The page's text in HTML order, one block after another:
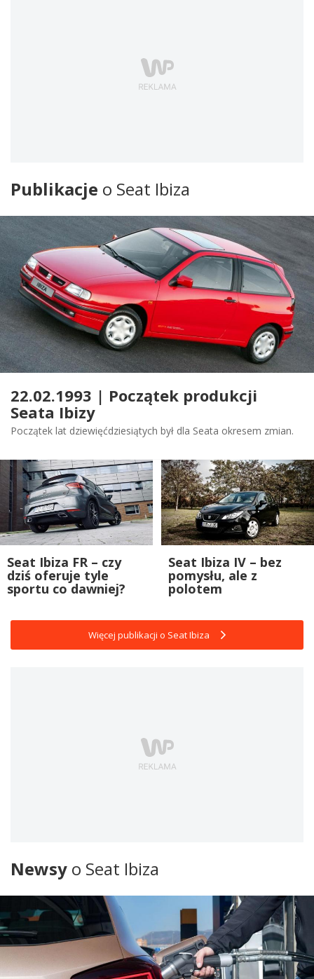
Publikacje o Seat Ibiza
22.02.1993 | Początek produkcji
Seata Ibizy
Początek lat dziewięćdziesiątych był dla Seata okresem zmian.
Seat Ibiza FR – czy
dziś oferuje tyle
sportu co dawniej?
Seat Ibiza IV – bez
pomysłu, ale z
polotem
Więcej publikacji o Seat Ibiza
Newsy o Seat Ibiza